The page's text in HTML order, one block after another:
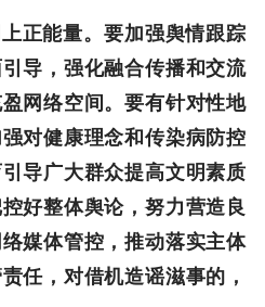
正能量。要加强舆情跟踪
导，强化融合传播和交流
网络空间。要有针对性地
对健康理念和传染病防控
导广大群众提高文明素质
好整体舆论，努力营造良
媒体管控，推动落实主体
任，对借机造谣滋事的，